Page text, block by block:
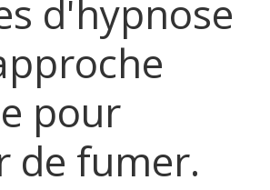
d'hypnose
pour
de fumer.